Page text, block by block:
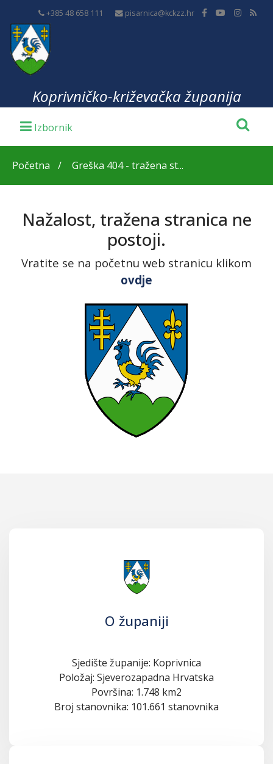
+385 48 658 111 pisarnica@kckzz.hr
Koprivničko-križevačka županija
Početna Greška 404 - tražena st...
Nažalost, tražena stranica ne
postoji.
Vratite se na početnu web stranicu klikom
ovdje
O županiji
Sjedište županije: Koprivnica
Položaj: Sjeverozapadna Hrvatska
Površina: 1.748 km2
Broj stanovnika: 101.661 stanovnika